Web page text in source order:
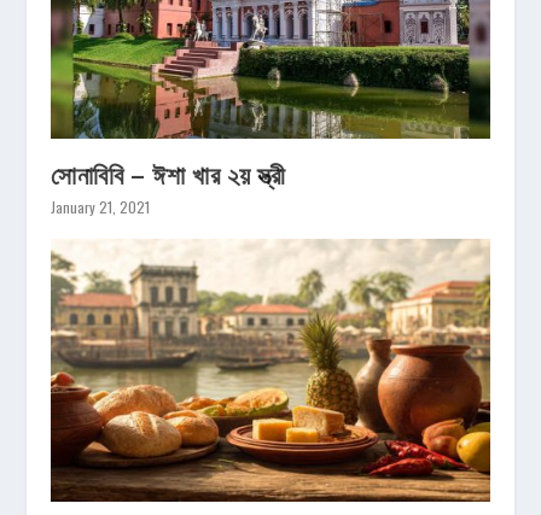
সোনাবিবি – ঈশা খার ২য় স্ত্রী
January 21, 2021